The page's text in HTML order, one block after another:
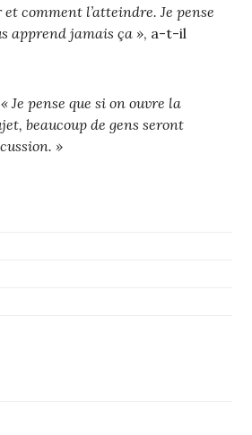
comment l’atteindre. Je pense
apprend jamais ça », a-t-il
« Je pense que si on ouvre la
beaucoup de gens seront
»